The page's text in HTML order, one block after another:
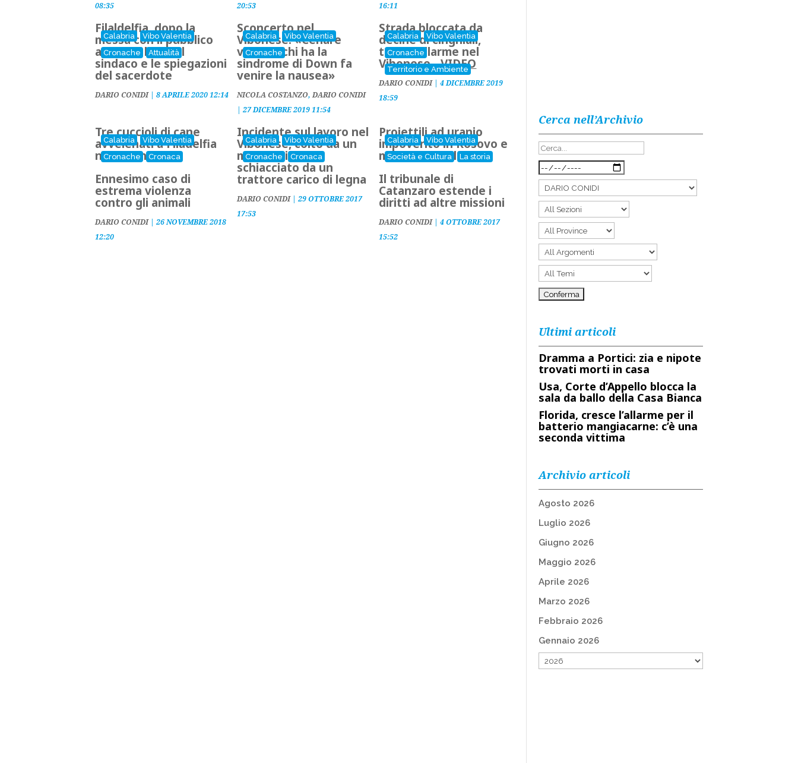
08:35
20:53
16:11
Calabria
Vibo Valentia
Cronache
Attualità
Filaldelfia, dopo la
messa con il pubblico
arrivano l'ira del
sindaco e le spiegazioni
del sacerdote
DARIO CONIDI| 8 APRILE 2020 12:14
Calabria
Vibo Valentia
Cronache
Sconcerto nel
Vibonese: «Cenare
vicino a chi ha la
sindrome di Down fa
venire la nausea»
NICOLA COSTANZO,DARIO CONIDI
|27 DICEMBRE 2019 11:54
Calabria
Vibo Valentia
Cronache
Territorio e Ambiente
Strada bloccata da
decine di cinghiali,
torna l'allarme nel
Vibonese -VIDEO
DARIO CONIDI|4 DICEMBRE 2019
18:59
Calabria
Vibo Valentia
Cronache
Cronaca
Tre cuccioli di cane
avvelenati a Filadelfia
nel Vibonese
Ennesimo caso di
estrema violenza
contro gli animali
DARIO CONIDI| 26 NOVEMBRE 2018
12:20
Calabria
Vibo Valentia
Cronache
Cronaca
Incidente sul lavoro nel
Vibonese, colto da un
malore viene
schiacciato da un
trattore carico di legna
DARIO CONIDI|29 OTTOBRE 2017
17:53
Calabria
Vibo Valentia
Società e Cultura
La storia
Proiettili ad uranio
impoverito in Kosovo e
militari ammalati
Il tribunale di
Catanzaro estende i
diritti ad altre missioni
DARIO CONIDI|4 OTTOBRE 2017
15:52
Cerca nell’Archivio
Ultimi articoli
Dramma a Portici: zia e nipote
trovati morti in casa
Usa, Corte d’Appello blocca la
sala da ballo della Casa Bianca
Florida, cresce l’allarme per il
batterio mangiacarne: c’è una
seconda vittima
Archivio articoli
Agosto 2026
Luglio 2026
Giugno 2026
Maggio 2026
Aprile 2026
Marzo 2026
Febbraio 2026
Gennaio 2026